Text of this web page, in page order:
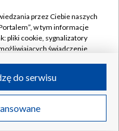
w likwidacji
przez Ciebie naszych
w tym informacje
pliki cookie, sygnalizatory
świadczenie
przez Ciebie
adresy IP, identyfikatory
do serwisu